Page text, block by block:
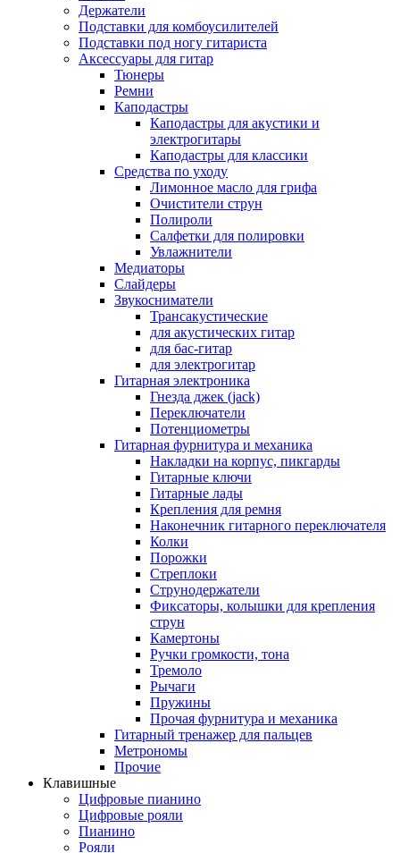
Держатели
Подставки для комбоусилителей
Подставки под ногу гитариста
Аксессуары для гитар
Тюнеры
Ремни
Каподастры
Каподастры для акустики и
электрогитары
Каподастры для классики
Средства по уходу
Лимонное масло для грифа
Очистители струн
Полироли
Салфетки для полировки
Увлажнители
Медиаторы
Слайдеры
Звукосниматели
Трансакустические
для акустических гитар
для бас-гитар
для электрогитар
Гитарная электроника
Гнезда джек (jack)
Переключатели
Потенциометры
Гитарная фурнитура и механика
Накладки на корпус, пикгарды
Гитарные ключи
Гитарные лады
Крепления для ремня
Наконечник гитарного переключателя
Колки
Порожки
Стреплоки
Струнодержатели
Фиксаторы, колышки для крепления
струн
Камертоны
Ручки громкости, тона
Тремоло
Рычаги
Пружины
Прочая фурнитура и механика
Гитарный тренажер для пальцев
Метрономы
Прочие
Клавишные
Цифровые пианино
Цифровые рояли
Пианино
Рояли